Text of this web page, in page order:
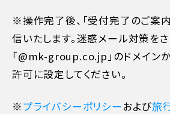
7日目に当たる日以前
旅行開始日の前日
旅行開始日の当日
※操作完了後、「受付完了のご案
信いたします。迷惑メール対策を
「@mk-group.co.jp」のドメイン
許可に設定してください。
※プライバシーポリシーおよび旅